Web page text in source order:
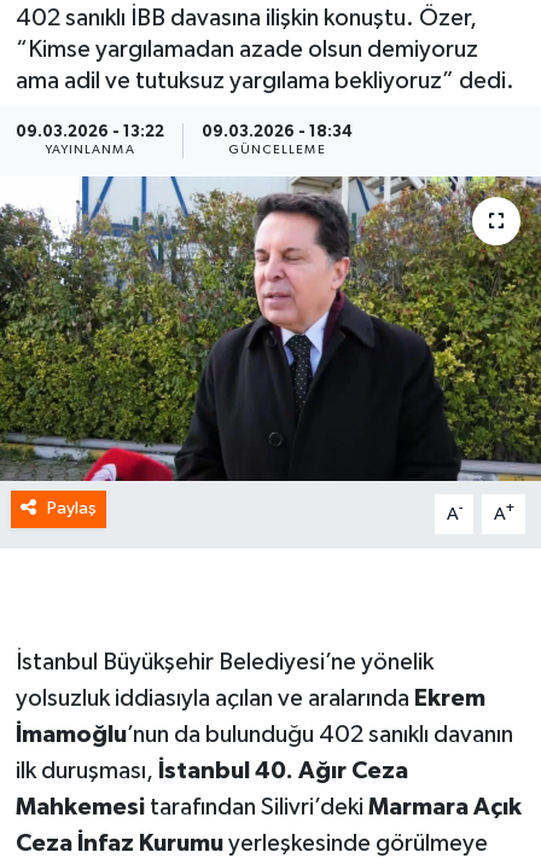
402 sanıklı İBB davasına ilişkin konuştu. Özer,
“Kimse yargılamadan azade olsun demiyoruz
ama adil ve tutuksuz yargılama bekliyoruz” dedi.
09.03.2026 - 13:22
YAYINLANMA
09.03.2026 - 18:34
GÜNCELLEME
Paylaş A- A+
İstanbul Büyükşehir Belediyesi’ne yönelik
yolsuzluk iddiasıyla açılan ve aralarında Ekrem
İmamoğlu’nun da bulunduğu 402 sanıklı davanın
ilk duruşması, İstanbul 40. Ağır Ceza
Mahkemesitarafından Silivri’deki Marmara Açık
Ceza İnfaz Kurumuyerleşkesinde görülmeye